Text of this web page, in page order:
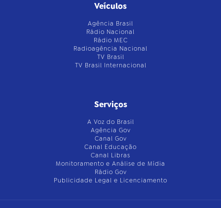
Veículos
Agência Brasil
Rádio Nacional
Rádio MEC
Radioagência Nacional
TV Brasil
TV Brasil Internacional
Serviços
A Voz do Brasil
Agência Gov
Canal Gov
Canal Educação
Canal Libras
Monitoramento e Análise de Mídia
Rádio Gov
Publicidade Legal e Licenciamento